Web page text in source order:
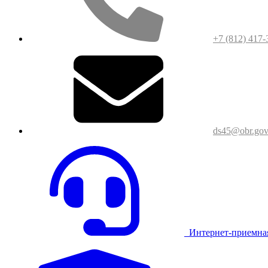
+7 (812) 417-
Интернет-